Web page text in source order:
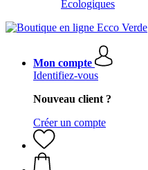
Écologiques
Mon compte
Identifiez-vous
Nouveau client ?
Créer un compte